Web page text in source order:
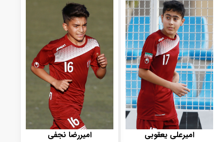
امیرعلی یعقوبی امیررضا نجفی